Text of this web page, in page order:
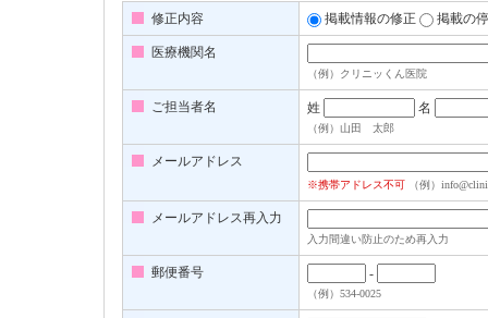
修正内容 掲載情報の修正 掲載の
医療機関名
（例）クリニッくん医院
ご担当者名 姓 名
（例）山田 太郎
メールアドレス
※携帯アドレス不可 （例）
メールアドレス再入力
入力間違い防止のため再入力
郵便番号 -
（例）534-0025